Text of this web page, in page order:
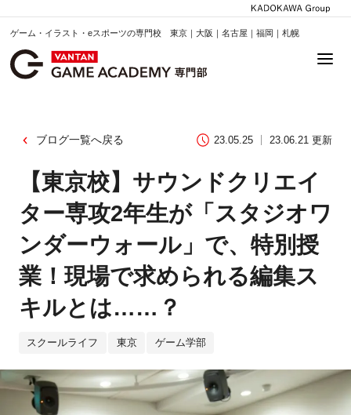
ゲーム・イラスト・eスポーツの専門校 東京｜大阪｜名古屋｜福岡｜札幌
ブログ一覧へ戻る 23.05.25 23.06.21 更新
【東京校】サウンドクリエイ
ター専攻2年生が「スタジオワ
ンダーウォール」で、特別授
業！現場で求められる編集ス
キルとは……？
スクールライフ 東京 ゲーム学部